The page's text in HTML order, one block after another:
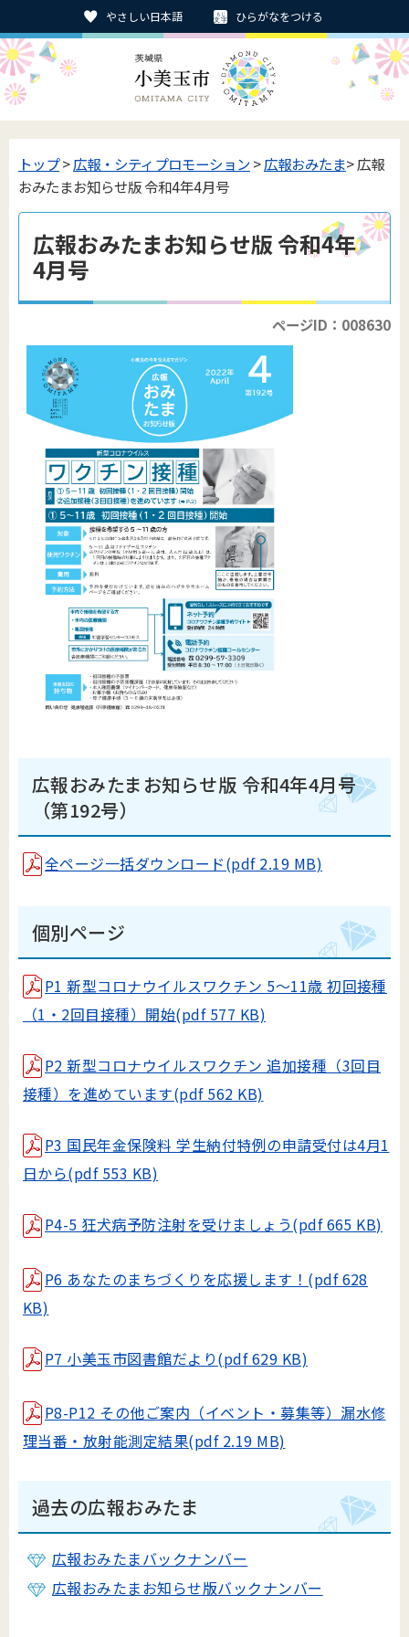
やさしい日本語 ひらがなをつける
トップ>広報・シティプロモーション>広報おみたま> 広報
おみたまお知らせ版 令和4年4月号
広報おみたまお知らせ版 令和4年
4月号
ページID：008630
広報おみたまお知らせ版 令和4年4月号
（第192号）
全ページ一括ダウンロード(pdf 2.19 MB)
個別ページ
P1 新型コロナウイルスワクチン 5～11歳 初回接種
（1・2回目接種）開始(pdf 577 KB)
P2 新型コロナウイルスワクチン 追加接種（3回目
接種）を進めています(pdf 562 KB)
P3 国民年金保険料 学生納付特例の申請受付は4月1
日から(pdf 553 KB)
P4-5 狂犬病予防注射を受けましょう(pdf 665 KB)
P6 あなたのまちづくりを応援します！(pdf 628
KB)
P7 小美玉市図書館だより(pdf 629 KB)
P8-P12 その他ご案内（イベント・募集等）漏水修
理当番・放射能測定結果(pdf 2.19 MB)
過去の広報おみたま
広報おみたまバックナンバー
広報おみたまお知らせ版バックナンバー